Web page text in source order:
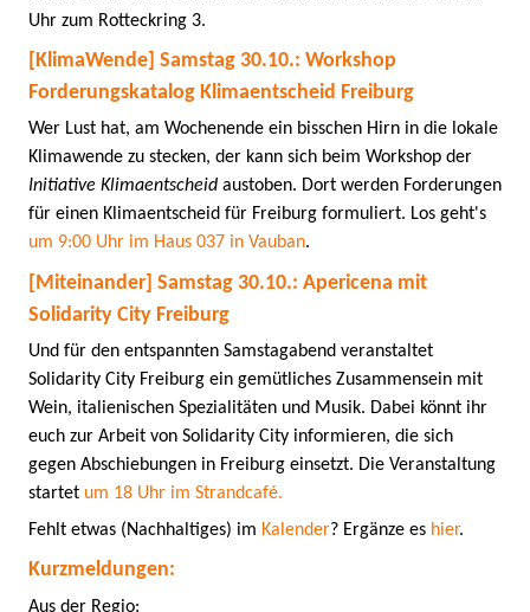
Uhr zum Rotteckring 3.
[KlimaWende] Samstag 30.10.: Workshop
Forderungskatalog Klimaentscheid Freiburg
Wer Lust hat, am Wochenende ein bisschen Hirn in die lokale
Klimawende zu stecken, der kann sich beim Workshop der
Initiative Klimaentscheid austoben. Dort werden Forderungen
für einen Klimaentscheid für Freiburg formuliert. Los geht's
um 9:00 Uhr im Haus 037 in Vauban.
[Miteinander] Samstag 30.10.: Apericena mit
Solidarity City Freiburg
Und für den entspannten Samstagabend veranstaltet
Solidarity City Freiburg ein gemütliches Zusammensein mit
Wein, italienischen Spezialitäten und Musik. Dabei könnt ihr
euch zur Arbeit von Solidarity City informieren, die sich
gegen Abschiebungen in Freiburg einsetzt. Die Veranstaltung
startet um 18 Uhr im Strandcafé.
Fehlt etwas (Nachhaltiges) im Kalender? Ergänze es hier.
Kurzmeldungen:
Aus der Regio: